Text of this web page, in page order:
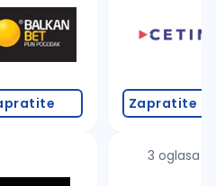
greške (koristite č, ć, š, đ,
filtere pretrage
Zapratite
3 oglasa